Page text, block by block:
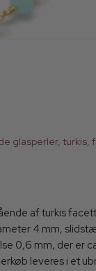
glasperler, turkis,
af turkis
4 mm,
0,6 mm, der er
leveres i et